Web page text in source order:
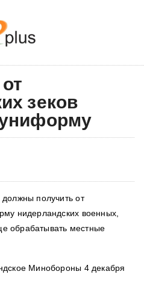
зеков
получить от
нидерландских военных,
обрабатывать местные
Минобороны 4 декабря